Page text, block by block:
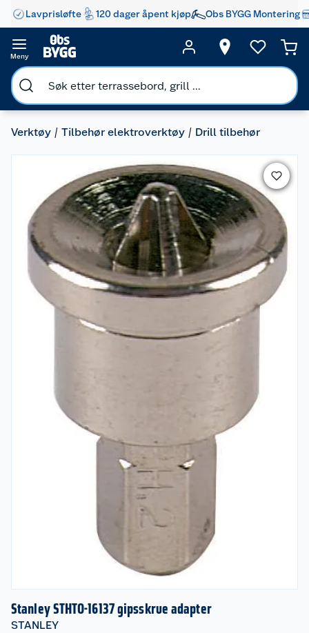
Lavprisløfte 120 dager åpent kjøp Obs BYGG Montering
Meny
Verktøy Tilbehør elektroverktøy Drill tilbehør
Stanley STHTO-16137 gipsskrue adapter
STANLEY